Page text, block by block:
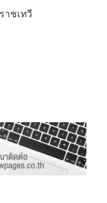
าชเทวี